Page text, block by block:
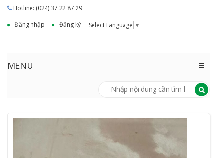
Hotline: (024) 37 22 87 29
Đăng nhập
Đăng ký Select Language ▼
MENU